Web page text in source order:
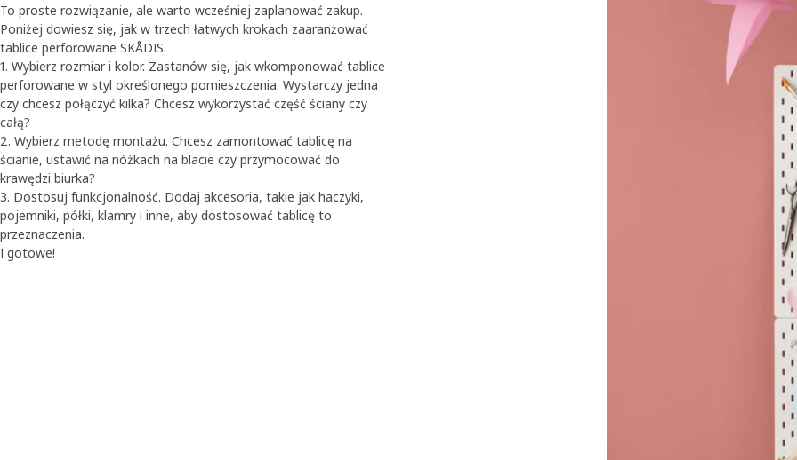
To proste rozwiązanie, ale warto wcześniej zaplanować zakup.
Poniżej dowiesz się, jak w trzech łatwych krokach zaaranżować
tablice perforowane SKÅDIS.
1. Wybierz rozmiar i kolor. Zastanów się, jak wkomponować tablice
perforowane w styl określonego pomieszczenia. Wystarczy jedna
czy chcesz połączyć kilka? Chcesz wykorzystać część ściany czy
całą?
2. Wybierz metodę montażu. Chcesz zamontować tablicę na
ścianie, ustawić na nóżkach na blacie czy przymocować do
krawędzi biurka?
3. Dostosuj funkcjonalność. Dodaj akcesoria, takie jak haczyki,
pojemniki, półki, klamry i inne, aby dostosować tablicę to
przeznaczenia.
I gotowe!